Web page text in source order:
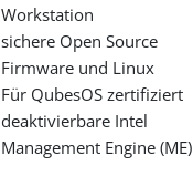
Workstation
sichere Open Source
Firmware und Linux
Für QubesOS zertifiziert
deaktivierbare Intel
Management Engine (ME)